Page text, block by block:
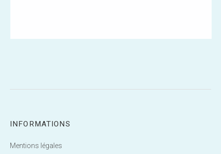
INFORMATIONS
Mentions légales